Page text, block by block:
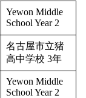
Yewon Middle
School Year 2
名古屋市立猪
高中学校 3年
Yewon Middle
School Year 2